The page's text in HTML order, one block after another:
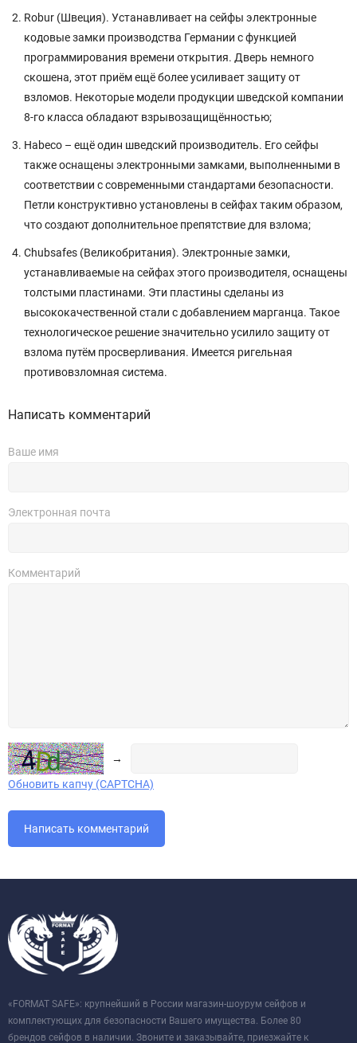
Robur (Швеция). Устанавливает на сейфы электронные
кодовые замки производства Германии с функцией
программирования времени открытия. Дверь немного
скошена, этот приём ещё более усиливает защиту от
взломов. Некоторые модели продукции шведской компании
8-го класса обладают взрывозащищённостью;
Habeco – ещё один шведский производитель. Его сейфы
также оснащены электронными замками, выполненными в
соответствии с современными стандартами безопасности.
Петли конструктивно установлены в сейфах таким образом,
что создают дополнительное препятствие для взлома;
Chubsafes (Великобритания). Электронные замки,
устанавливаемые на сейфах этого производителя, оснащены
толстыми пластинами. Эти пластины сделаны из
высококачественной стали с добавлением марганца. Такое
технологическое решение значительно усилило защиту от
взлома путём просверливания. Имеется ригельная
противовзломная система.
Написать комментарий
Ваше имя
Электронная почта
Комментарий
→
Обновить капчу (CAPTCHA)
«FORMAT SAFE»: крупнейший в России магазин-шоурум сейфов и
комплектующих для безопасности Вашего имущества. Более 80
брендов сейфов в наличии. Звоните и заказывайте, приезжайте к